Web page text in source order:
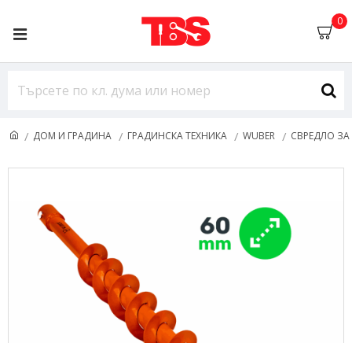
0
ДОМ И ГРАДИНА ГРАДИНСКА ТЕХНИКА WUBER СВРЕДЛО ЗА